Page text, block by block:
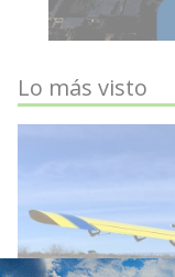
Lo más visto